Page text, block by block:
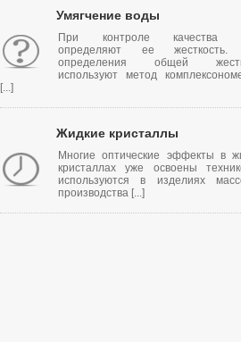
Умягчение воды
При контроле качества
определяют ее
определения общей
используют метод
[...]
Жидкие кристаллы
Многие оптические эффекты в
кристаллах уже освоены
используются в изделиях
производства [...]